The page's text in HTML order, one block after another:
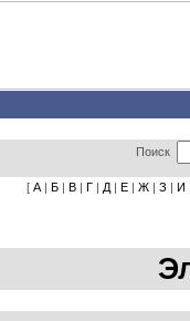
Поиск
[ А | Б | В | Г | Д | Е | Ж | З | И